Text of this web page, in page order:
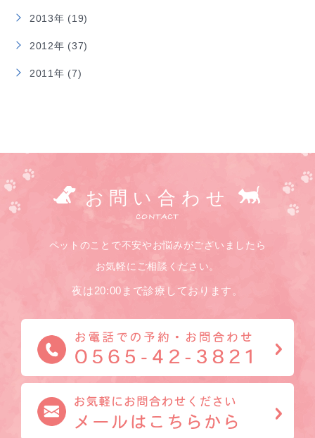
2013年 (19)
2012年 (37)
2011年 (7)
お問い合わせ
CONTACT
ペットのことで不安やお悩みがございましたら
お気軽にご相談ください。
夜は20:00まで診療しております。